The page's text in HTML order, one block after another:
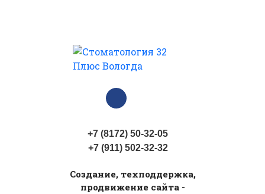
+7 (8172) 50-32-05
+7 (911) 502-32-32
Cоздание, техподдержка,
продвижение сайта -